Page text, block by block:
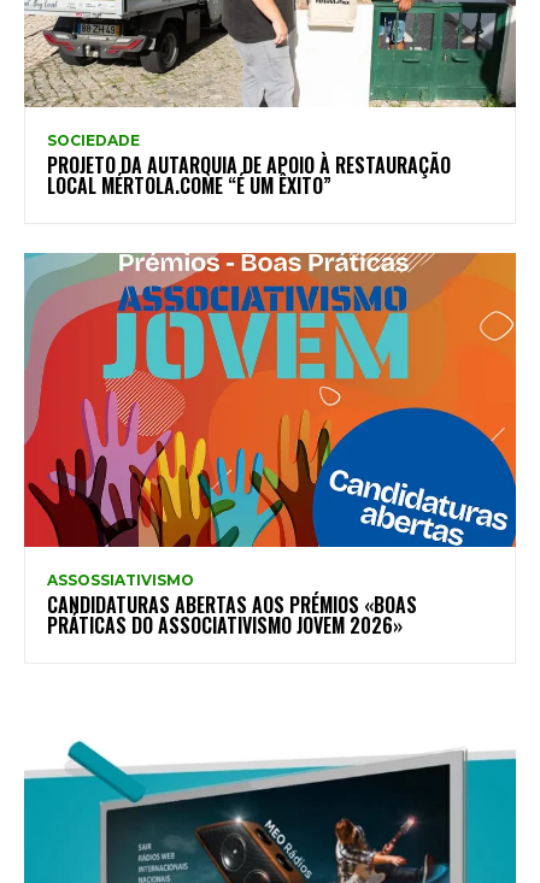
SOCIEDADE
PROJETO DA AUTARQUIA DE APOIO À RESTAURAÇÃO
LOCAL MÉRTOLA.COME “É UM ÊXITO”
ASSOSSIATIVISMO
CANDIDATURAS ABERTAS AOS PRÉMIOS «BOAS
PRÁTICAS DO ASSOCIATIVISMO JOVEM 2026»